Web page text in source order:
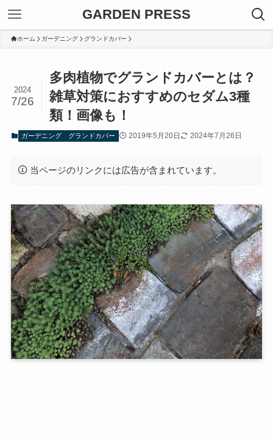
GARDEN PRESS
ホーム ガーデニング グランドカバー
多肉植物でグランドカバーとは？
雑草対策におすすめのセダム3種
類！画像も！
2024
7/26
ガーデニング グランドカバー 2019年5月20日 2024年7月26日
当ページのリンクには広告が含まれています。